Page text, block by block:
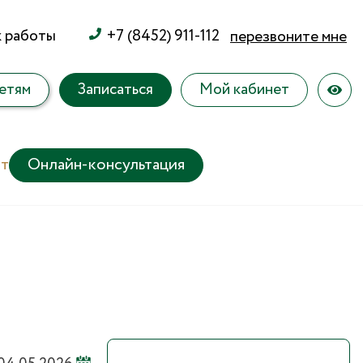
работы +7 (8452) 911-112 перезвоните мне
Записаться Мой кабинет
Онлайн-консультация